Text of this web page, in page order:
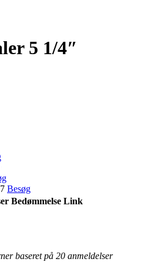
5 1/4″
Besøg
Bedømmelse Link
baseret på 20 anmeldelser